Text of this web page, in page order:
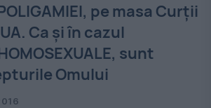
pe masa Curții
Ca și în cazul
sunt
Omului